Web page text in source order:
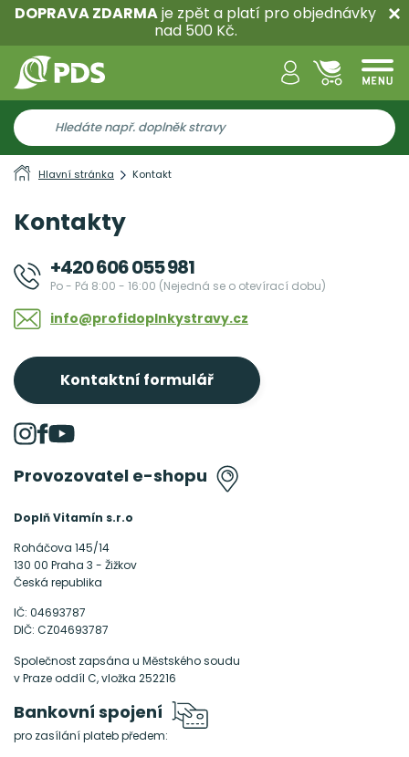
DOPRAVA ZDARMAje zpět a platí pro objednávky
nad 500 Kč.
Hlavní stránka Kontakt
Kontakty
+420 606 055 981
Po - Pá 8:00 - 16:00 (Nejedná se o otevírací dobu)
info@profidoplnkystravy.cz
Kontaktní formulář
Provozovatel e-shopu
Doplň Vitamín s.r.o
Roháčova 145/14
130 00 Praha 3 - Žižkov
Česká republika
IČ: 04693787
DIČ: CZ04693787
Společnost zapsána u Městského soudu
v Praze oddíl C, vložka 252216
Bankovní spojení
pro zasílání plateb předem: